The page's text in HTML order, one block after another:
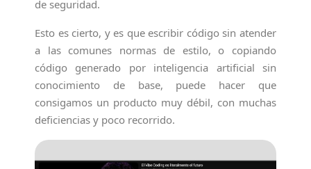
de seguridad.
Esto es cierto, y es que escribir código sin atender
a las comunes normas de estilo, o copiando
código generado por inteligencia artificial sin
conocimiento de base, puede hacer que
consigamos un producto muy débil, con muchas
deficiencias y poco recorrido.